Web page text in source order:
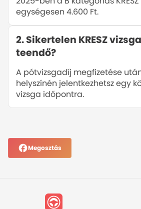
egységesen 4.600 Ft.
2.Sikertelen KRESZ
teendő?
A pótvizsgadíj megfizetése
helyszínén jelentkezhetsz egy
vizsga időpontra.
Megosztás